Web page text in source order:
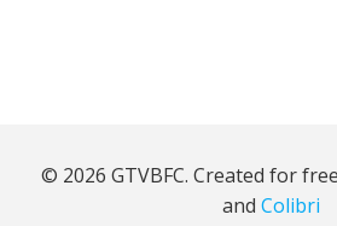
© 2026 GTVBFC. Created for
and Colibri